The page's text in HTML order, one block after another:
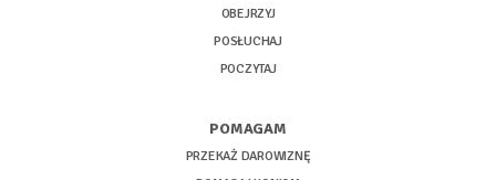
OBEJRZYJ
POSŁUCHAJ
POCZYTAJ
POMAGAM
PRZEKAŻ DAROWIZNĘ